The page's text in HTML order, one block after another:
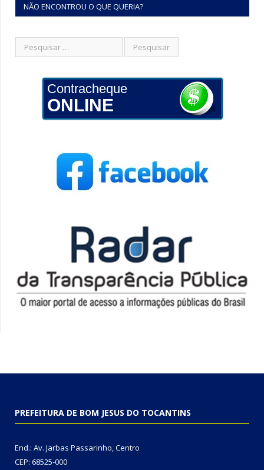
NÃO ENCONTROU O QUE QUERIA?
Contracheque
ONLINE
PREFEITURA DE BOM JESUS DO TOCANTINS
End.: Av. Jarbas Passarinho, Centro
CEP: 68525-000